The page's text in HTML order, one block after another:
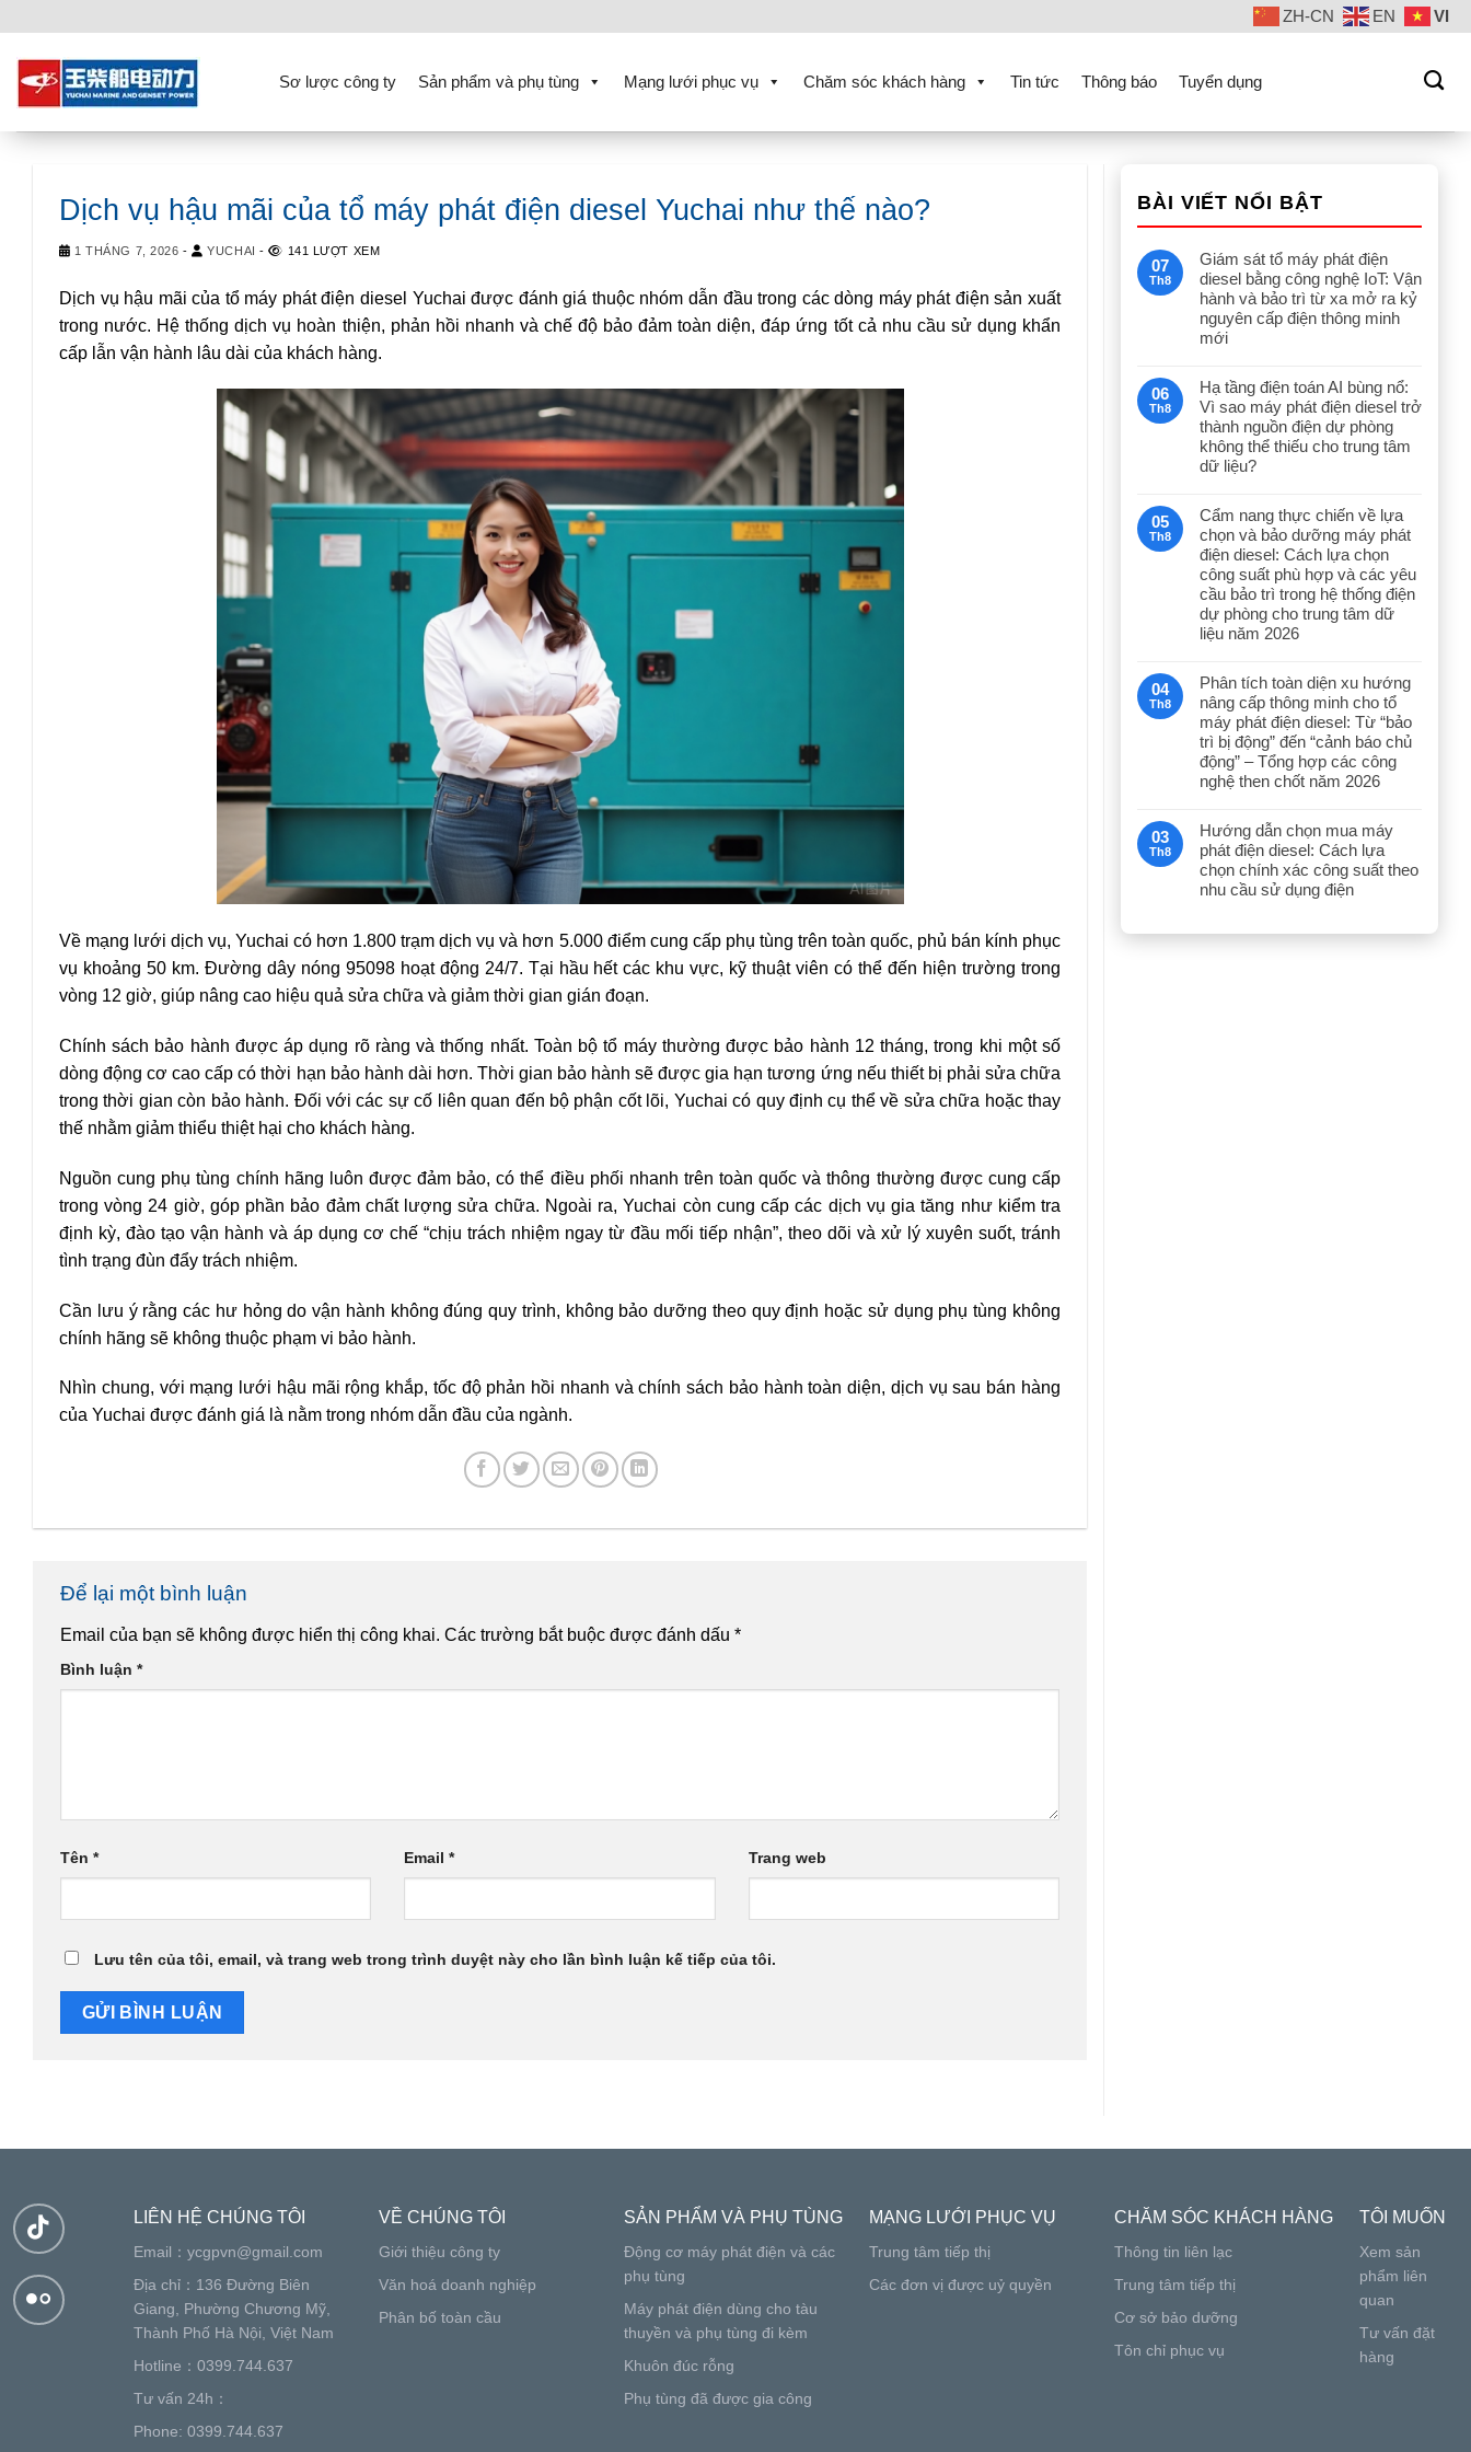
content
ZH-CN EN VI
Sơ lược công ty Sản phẩm và phụ tùng Mạng lưới phục vụ Chăm sóc khách hàng Tin tức Thông báo Tuyển dụng
Dịch vụ hậu mãi của tổ máy phát điện diesel Yuchai như thế nào?
1 THÁNG 7, 2026 - YUCHAI - 141 LƯỢT XEM
Dịch vụ hậu mãi của tổ máy phát điện diesel Yuchai được đánh giá thuộc nhóm dẫn đầu trong các dòng máy phát điện sản xuất
trong nước. Hệ thống dịch vụ hoàn thiện, phản hồi nhanh và chế độ bảo đảm toàn diện, đáp ứng tốt cả nhu cầu sử dụng khẩn
cấp lẫn vận hành lâu dài của khách hàng.
Về mạng lưới dịch vụ, Yuchai có hơn 1.800 trạm dịch vụ và hơn 5.000 điểm cung cấp phụ tùng trên toàn quốc, phủ bán kính phục
vụ khoảng 50 km. Đường dây nóng 95098 hoạt động 24/7. Tại hầu hết các khu vực, kỹ thuật viên có thể đến hiện trường trong
vòng 12 giờ, giúp nâng cao hiệu quả sửa chữa và giảm thời gian gián đoạn.
Chính sách bảo hành được áp dụng rõ ràng và thống nhất. Toàn bộ tổ máy thường được bảo hành 12 tháng, trong khi một số
dòng động cơ cao cấp có thời hạn bảo hành dài hơn. Thời gian bảo hành sẽ được gia hạn tương ứng nếu thiết bị phải sửa chữa
trong thời gian còn bảo hành. Đối với các sự cố liên quan đến bộ phận cốt lõi, Yuchai có quy định cụ thể về sửa chữa hoặc thay
thế nhằm giảm thiểu thiệt hại cho khách hàng.
Nguồn cung phụ tùng chính hãng luôn được đảm bảo, có thể điều phối nhanh trên toàn quốc và thông thường được cung cấp
trong vòng 24 giờ, góp phần bảo đảm chất lượng sửa chữa. Ngoài ra, Yuchai còn cung cấp các dịch vụ gia tăng như kiểm tra
định kỳ, đào tạo vận hành và áp dụng cơ chế “chịu trách nhiệm ngay từ đầu mối tiếp nhận”, theo dõi và xử lý xuyên suốt, tránh
tình trạng đùn đẩy trách nhiệm.
Cần lưu ý rằng các hư hỏng do vận hành không đúng quy trình, không bảo dưỡng theo quy định hoặc sử dụng phụ tùng không
chính hãng sẽ không thuộc phạm vi bảo hành.
Nhìn chung, với mạng lưới hậu mãi rộng khắp, tốc độ phản hồi nhanh và chính sách bảo hành toàn diện, dịch vụ sau bán hàng
của Yuchai được đánh giá là nằm trong nhóm dẫn đầu của ngành.
Để lại một bình luận
Email của bạn sẽ không được hiển thị công khai. Các trường bắt buộc được đánh dấu *
Bình luận *
Tên * Email* Trang web
Lưu tên của tôi, email, và trang web trong trình duyệt này cho lần bình luận kế tiếp của tôi.
BÀI VIẾT NỔI BẬT
07
Th8
Giám sát tổ máy phát điện
diesel bằng công nghệ IoT: Vận
hành và bảo trì từ xa mở ra kỷ
nguyên cấp điện thông minh
mới
06
Th8
Hạ tầng điện toán AI bùng nổ:
Vì sao máy phát điện diesel trở
thành nguồn điện dự phòng
không thể thiếu cho trung tâm
dữ liệu?
05
Th8
Cẩm nang thực chiến về lựa
chọn và bảo dưỡng máy phát
điện diesel: Cách lựa chọn
công suất phù hợp và các yêu
cầu bảo trì trong hệ thống điện
dự phòng cho trung tâm dữ
liệu năm 2026
04
Th8
Phân tích toàn diện xu hướng
nâng cấp thông minh cho tổ
máy phát điện diesel: Từ “bảo
trì bị động” đến “cảnh báo chủ
động” – Tổng hợp các công
nghệ then chốt năm 2026
03
Th8
Hướng dẫn chọn mua máy
phát điện diesel: Cách lựa
chọn chính xác công suất theo
nhu cầu sử dụng điện
LIÊN HỆ CHÚNG TÔI
Email： ycgpvn@gmail.com
Địa chỉ：136 Đường Biên
Giang, Phường Chương Mỹ,
Thành Phố Hà Nội, Việt Nam
Hotline：0399.744.637
Tư vấn 24h：
Phone: 0399.744.637
VỀ CHÚNG TÔI
Giới thiệu công ty
Văn hoá doanh nghiệp
Phân bố toàn cầu
SẢN PHẨM VÀ PHỤ TÙNG
Động cơ máy phát điện và các
phụ tùng
Máy phát điện dùng cho tàu
thuyền và phụ tùng đi kèm
Khuôn đúc rỗng
Phụ tùng đã được gia công
MẠNG LƯỚI PHỤC VỤ
Trung tâm tiếp thị
Các đơn vị được uỷ quyền
CHĂM SÓC KHÁCH HÀNG
Thông tin liên lạc
Trung tâm tiếp thị
Cơ sở bảo dưỡng
Tôn chỉ phục vụ
TÔI MUỐN
Xem sản
phẩm liên
quan
Tư vấn đặt
hàng